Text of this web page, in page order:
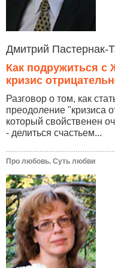
Дмитрий Пастернак-
Как подружиться
кризис
Разговор о том, как
преодоление "кризиса
который свойственен
- делиться счастьем...
Про любовь. Суть любви